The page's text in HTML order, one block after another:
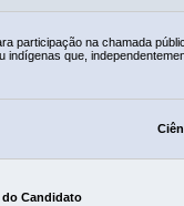
participação na chamada
indígenas que,
do Candidato